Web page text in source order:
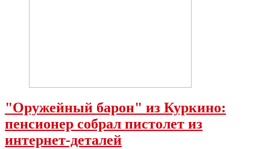
"Оружейный барон" из Куркино:
пенсионер собрал пистолет из
интернет-деталей